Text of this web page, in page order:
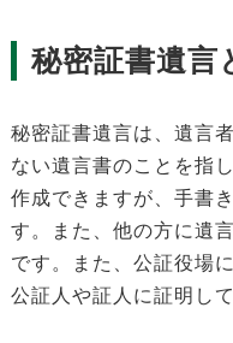
秘密証書遺言
秘密証書遺言は、遺言
ない遺言書のことを指
作成できますが、手書
す。また、他の方に遺
です。また、公証役場
公証人や証人に証明し